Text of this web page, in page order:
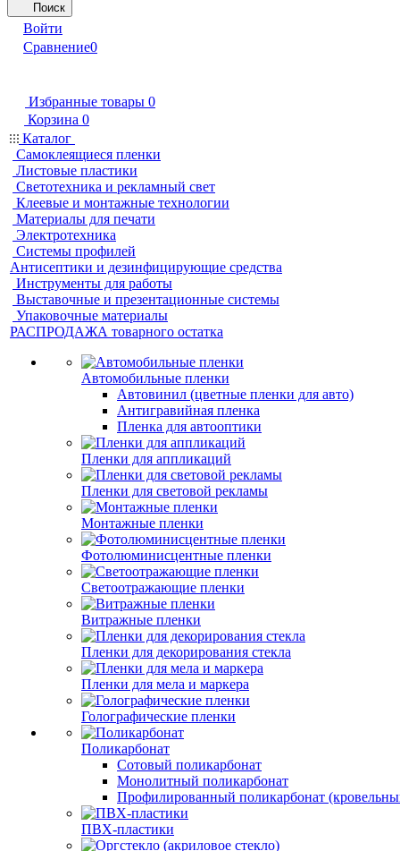
Поиск
Войти
Сравнение0
Избранные товары 0
Корзина 0
Каталог
Самоклеящиеся пленки
Листовые пластики
Светотехника и рекламный свет
Клеевые и монтажные технологии
Материалы для печати
Электротехника
Системы профилей
Антисептики и дезинфицирующие средства
Инструменты для работы
Выставочные и презентационные системы
Упаковочные материалы
РАСПРОДАЖА товарного остатка
Автомобильные пленки
Автовинил (цветные пленки для авто)
Антигравийная пленка
Пленка для автооптики
Пленки для аппликаций
Пленки для световой рекламы
Монтажные пленки
Фотолюминисцентные пленки
Светоотражающие пленки
Витражные пленки
Пленки для декорирования стекла
Пленки для мела и маркера
Голографические пленки
Поликарбонат
Сотовый поликарбонат
Монолитный поликарбонат
Профилированный поликарбонат
ПВХ-пластики